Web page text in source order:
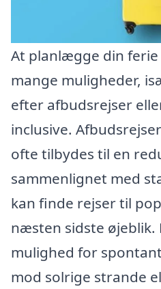
At planlægge din ferie
mange muligheder,
efter afbudsrejser
inclusive.
ofte tilbydes til en
sammenlignet med
kan finde rejser til
næsten sidste øjeblik.
mulighed for
mod solrige strande